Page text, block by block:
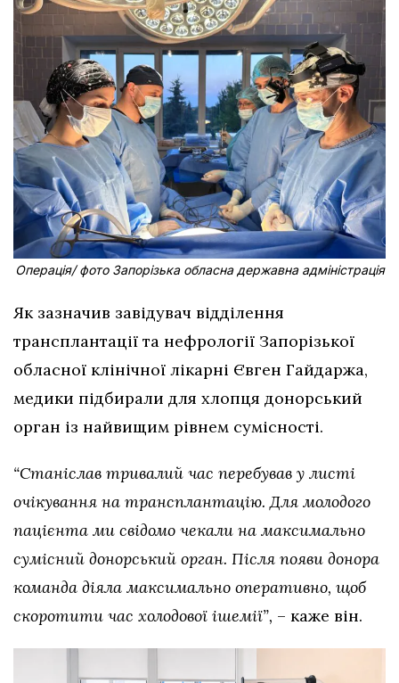
Операція/ фото Запорізька обласна державна адміністрація
Як зазначив завідувач відділення
трансплантації та нефрології Запорізької
обласної клінічної лікарні Євген Гайдаржа,
медики підбирали для хлопця донорський
орган із найвищим рівнем сумісності.
“Станіслав тривалий час перебував у листі
очікування на трансплантацію. Для молодого
пацієнта ми свідомо чекали на максимально
сумісний донорський орган. Після появи донора
команда діяла максимально оперативно, щоб
скоротити час холодової ішемії”, – каже він.